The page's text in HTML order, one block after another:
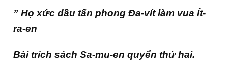
” Họ xức dầu tấn phong Đa-vít làm vua Ít-
ra-en
Bài trích sách Sa-mu-en quyển thứ hai.